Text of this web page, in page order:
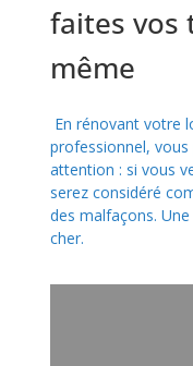
faites vos
même
En rénovant votre
professionnel,
attention : si vous
serez considéré
des malfaçons.
cher.